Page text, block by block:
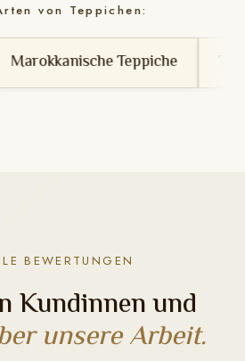
von Teppichen:
Tunesische
BEWERTUNGEN
Kundinnen und
unsere Arbeit.